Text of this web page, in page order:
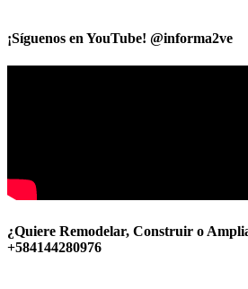
¡Síguenos en YouTube! @informa2ve
¿Quiere Remodelar, Construir o
+584144280976